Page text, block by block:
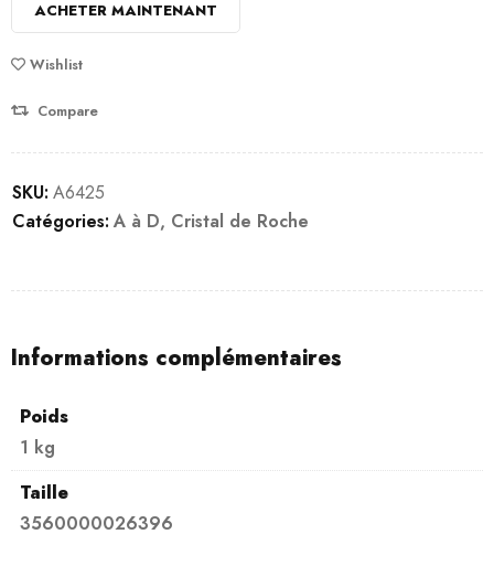
ACHETER MAINTENANT
Wishlist
Compare
SKU: A6425
Catégories: A à D, Cristal de Roche
Informations complémentaires
Poids
1 kg
Taille
3560000026396